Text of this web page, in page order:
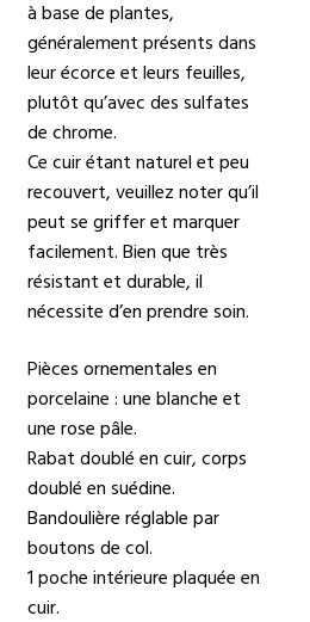
à base de plantes,
généralement présents dans
leur écorce et leurs feuilles,
plutôt qu’avec des sulfates
de chrome.
Ce cuir étant naturel et peu
recouvert, veuillez noter qu’il
peut se griffer et marquer
facilement. Bien que très
résistant et durable, il
nécessite d’en prendre soin.
Pièces ornementales en
porcelaine : une blanche et
une rose pâle.
Rabat doublé en cuir, corps
doublé en suédine.
Bandoulière réglable par
boutons de col.
1 poche intérieure plaquée en
cuir.